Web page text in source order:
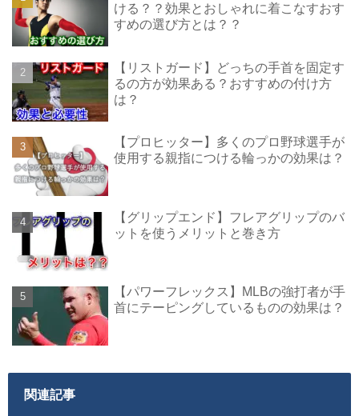
ける？？効果とおしゃれに着こなすおす
すめの選び方とは？？
【リストガード】どっちの手首を固定す
るの方が効果ある？おすすめの付け方
は？
【プロヒッター】多くのプロ野球選手が
使用する親指につける輪っかの効果は？
【グリップエンド】フレアグリップのバ
ットを使うメリットと巻き方
【パワーフレックス】MLBの強打者が手
首にテーピングしているものの効果は？
関連記事